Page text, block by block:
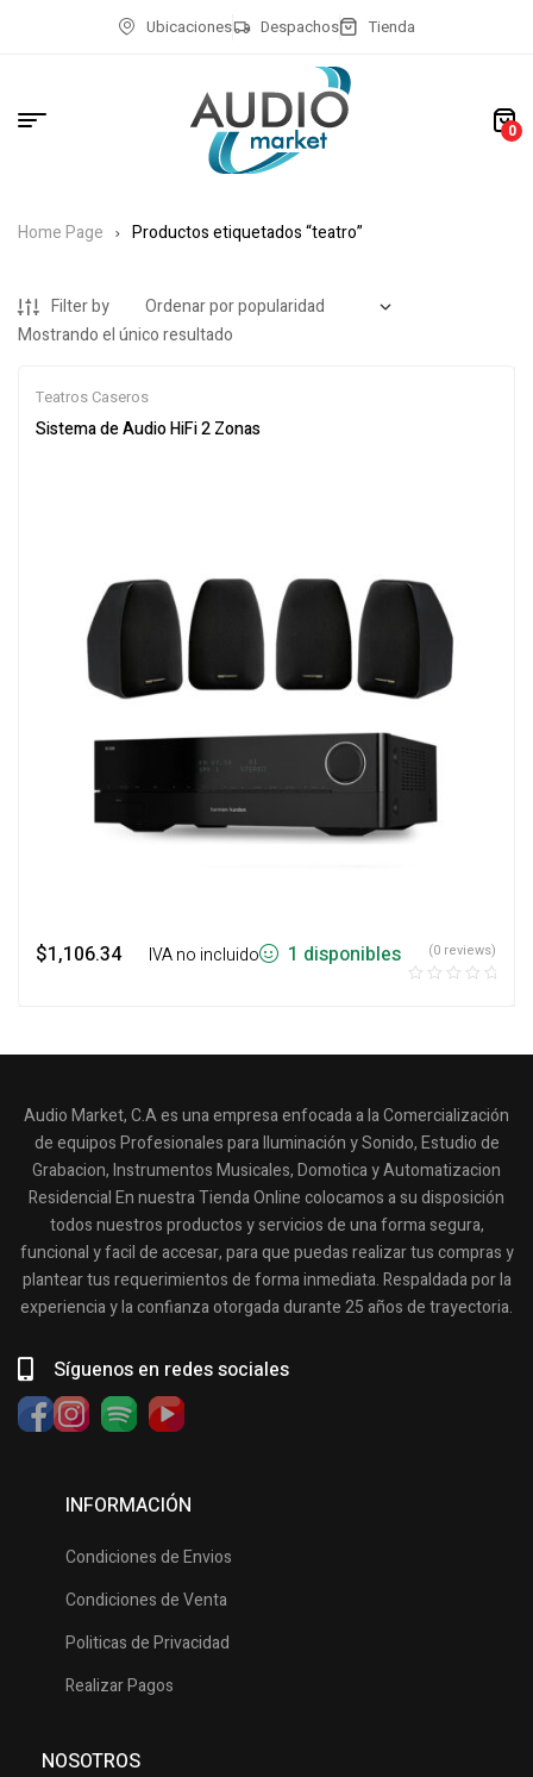
Ubicaciones Despachos Tienda
0
Home Page Productos etiquetados “teatro”
Filter by
Mostrando el único resultado
Teatros Caseros
Sistema de Audio HiFi 2 Zonas
$1,106.34 ‎ ‎ ‎ IVA no incluido 1 disponibles (0 reviews)
Audio Market, C.A es una empresa enfocada a la Comercialización
de equipos Profesionales para Iluminación y Sonido, Estudio de
Grabacion, Instrumentos Musicales, Domotica y Automatizacion
Residencial En nuestra Tienda Online colocamos a su disposición
todos nuestros productos y servicios de una forma segura,
funcional y facil de accesar, para que puedas realizar tus compras y
plantear tus requerimientos de forma inmediata. Respaldada por la
experiencia y la confianza otorgada durante 25 años de trayectoria.
Síguenos en redes sociales
INFORMACIÓN
Condiciones de Envios
Condiciones de Venta
Politicas de Privacidad
Realizar Pagos
NOSOTROS